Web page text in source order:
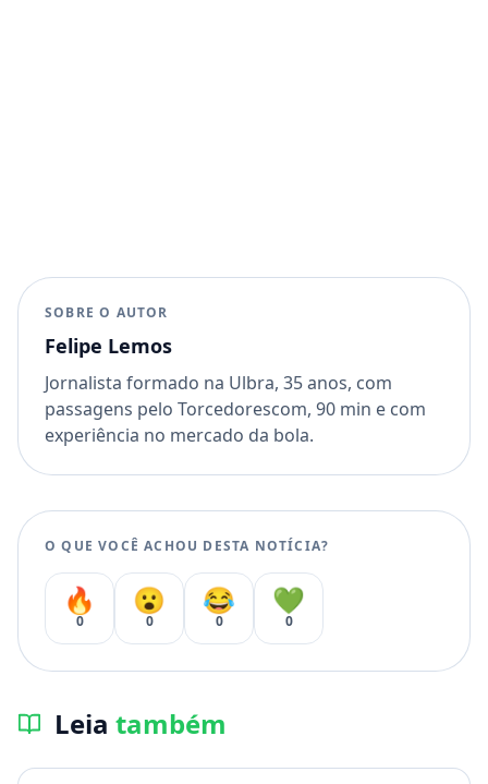
SOBRE O AUTOR
Felipe Lemos
Jornalista formado na Ulbra, 35 anos, com
passagens pelo Torcedorescom, 90 min e com
experiência no mercado da bola.
O QUE VOCÊ ACHOU DESTA NOTÍCIA?
🔥
0
😮
0
😂
0
💚
0
Leia também